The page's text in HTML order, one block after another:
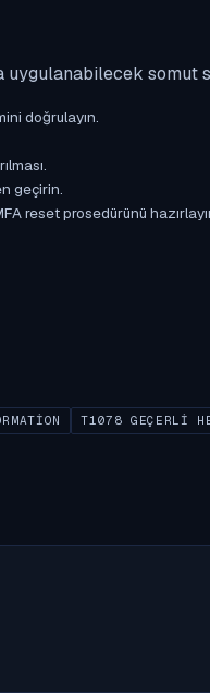
uygulanabilecek somut
doğrulayın.
geçirin.
reset prosedürünü
T1078 GEÇERLI